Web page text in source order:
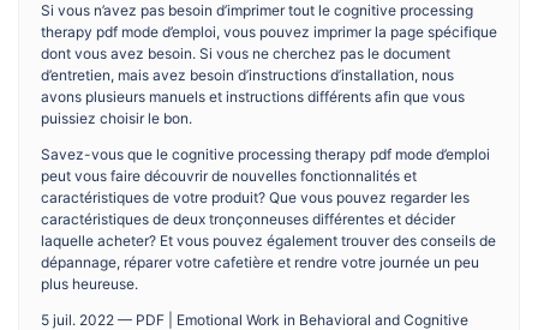
Si vous n’avez pas besoin d’imprimer tout le cognitive processing
therapy pdf mode d’emploi, vous pouvez imprimer la page spécifique
dont vous avez besoin. Si vous ne cherchez pas le document
d’entretien, mais avez besoin d’instructions d’installation, nous
avons plusieurs manuels et instructions différents afin que vous
puissiez choisir le bon.
Savez-vous que le cognitive processing therapy pdf mode d’emploi
peut vous faire découvrir de nouvelles fonctionnalités et
caractéristiques de votre produit? Que vous pouvez regarder les
caractéristiques de deux tronçonneuses différentes et décider
laquelle acheter? Et vous pouvez également trouver des conseils de
dépannage, réparer votre cafetière et rendre votre journée un peu
plus heureuse.
5 juil. 2022 — PDF | Emotional Work in Behavioral and Cognitive